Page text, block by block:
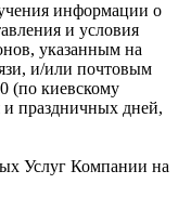
информации о
и условия
указанным на
и/или почтовым
(по киевскому
и праздничных дней,
Услуг Компании на